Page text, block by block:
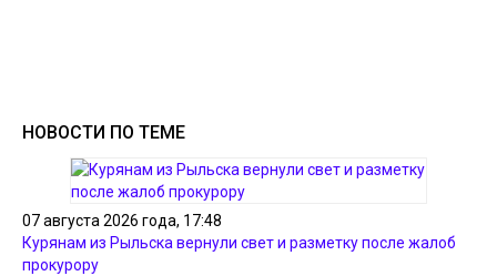
НОВОСТИ ПО ТЕМЕ
07 августа 2026 года, 17:48
Курянам из Рыльска вернули свет и разметку после жалоб
прокурору